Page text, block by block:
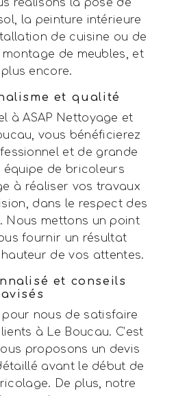
réalisons la pose de
la peinture intérieure
de cuisine ou de
de meubles, et
encore.
et qualité
à ASAP Nettoyage et
vous bénéficierez
et de grande
équipe de bricoleurs
à réaliser vos travaux
dans le respect des
Nous mettons un point
fournir un résultat
de vos attentes.
et conseils
avisés
nous de satisfaire
à Le Boucau. C’est
proposons un devis
avant le début de
De plus, notre